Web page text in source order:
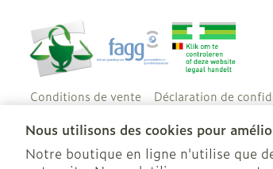
Nous utilisons des cookies pour
Notre boutique en ligne n'utilise que
Conditions de vente Déclaration de